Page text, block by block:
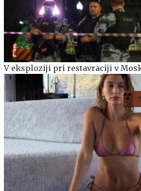
V eksploziji pri restavraciji v